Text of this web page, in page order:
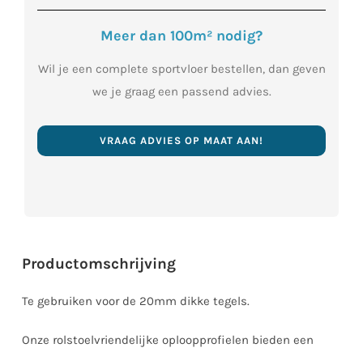
Productomschrijving
Te gebruiken voor de 20mm dikke tegels.
Onze rolstoelvriendelijke oploopprofielen bieden een
Meer dan 100m² nodig?
Wil je een complete sportvloer bestellen, dan geven
we je graag een passend advies.
VRAAG ADVIES OP MAAT AAN!